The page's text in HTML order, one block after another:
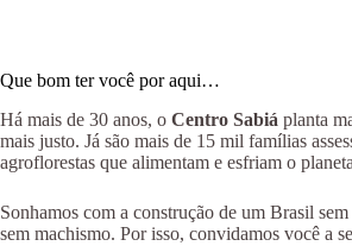
Que bom ter você por aqui…
Há mais de 30 anos, o Centro Sabiá planta
mais justo. Já são mais de 15 mil famílias
agroflorestas que alimentam e esfriam o
Sonhamos com a construção de um Brasil
sem machismo. Por isso, convidamos você a